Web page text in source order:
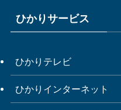
ひかりサービス
ひかりテレビ
ひかりインターネット